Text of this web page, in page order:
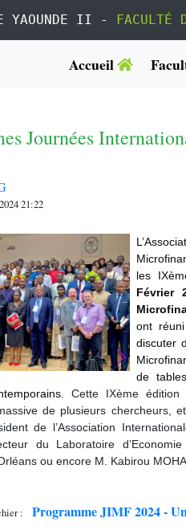
YAOUNDE II - FACULTÉ
Accueil
Journées
21:22
les
Février
ont
discuter
de
. Cette IXème
de plusieurs chercheurs,
de l’Association
du Laboratoire
ou encore M. Kabirou
: Programme JIMF 2024 -